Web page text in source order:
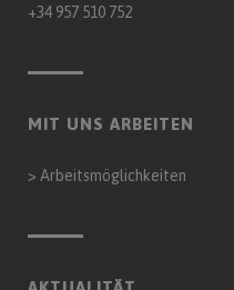
+34 957 510 752
MIT UNS ARBEITEN
> Arbeitsmöglichkeiten